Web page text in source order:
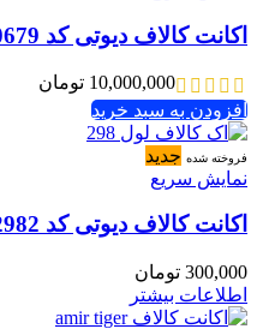
اکانت کالاف دیوتی کد 0679
10,000,000 تومان
افزودن به سبد خرید
فروخته شده جدید
نمایش سریع
اکانت کالاف دیوتی کد 2982
300,000 تومان
اطلاعات بیشتر